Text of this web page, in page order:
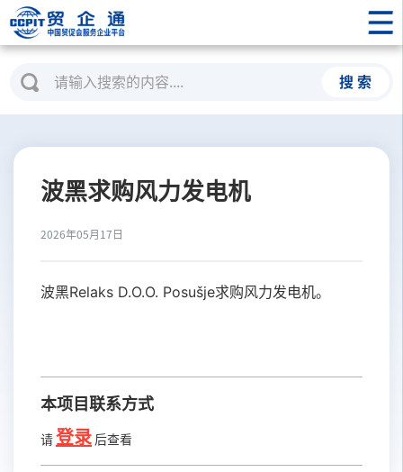
搜 索
波黑求购风力发电机
2026年05月17日
波黑Relaks D.O.O. Posušje求购风力发电机。
本项目联系方式
请 登录 后查看